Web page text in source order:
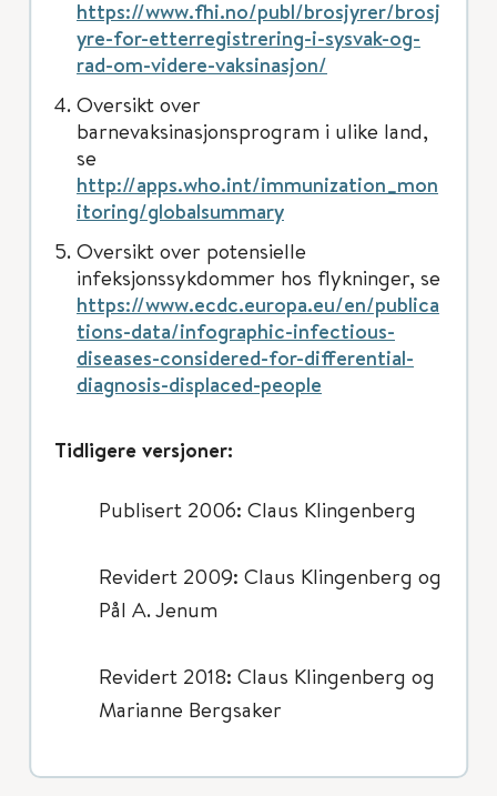
https://www.fhi.no/publ/brosjyrer/brosj
yre-for-etterregistrering-i-sysvak-og-
rad-om-videre-vaksinasjon/
Oversikt over
barnevaksinasjonsprogram i ulike land,
se
http://apps.who.int/immunization_mon
itoring/globalsummary
Oversikt over potensielle
infeksjonssykdommer hos flykninger, se
https://www.ecdc.europa.eu/en/publica
tions-data/infographic-infectious-
diseases-considered-for-differential-
diagnosis-displaced-people
Tidligere versjoner:
Publisert 2006: Claus Klingenberg
Revidert 2009: Claus Klingenberg og
Pål A. Jenum
Revidert 2018: Claus Klingenberg og
Marianne Bergsaker